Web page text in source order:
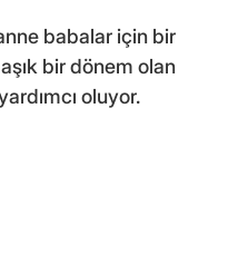
babalar için bir
bir dönem olan
oluyor.